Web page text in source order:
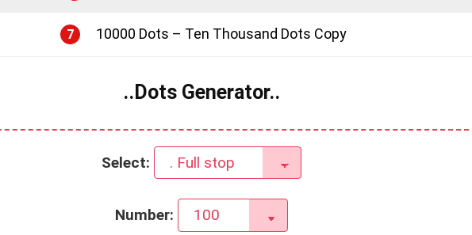
7 10000 Dots – Ten Thousand Dots Copy
..Dots Generator..
Select:
Number: